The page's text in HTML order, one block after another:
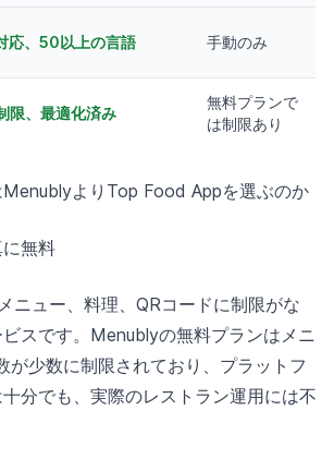
応、50以上の言語 手動のみ
限、最適化済み
無料プランで
は制限あり
よりTop Food Appを選ぶのか
無料
ニュー、料理、QRコードに制限がな
スです。Menublyの無料プランはメニ
が少数に制限されており、プラットフ
分でも、実際のレストラン運用には不